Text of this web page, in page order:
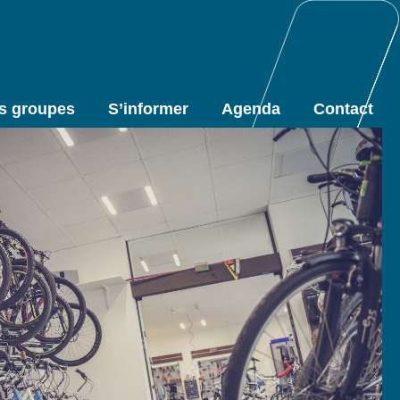
groupes S’informer Agenda Contact